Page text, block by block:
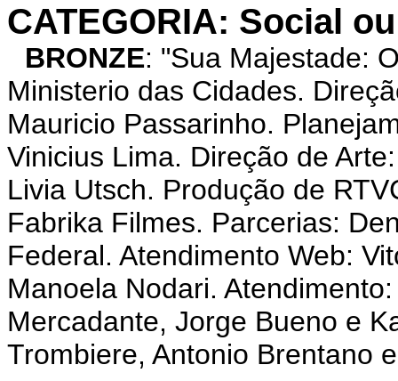
CATEGORIA: Social
BRONZE: "Sua Majestade:
Ministerio das Cidades.
Mauricio Passarinho.
Vinicius Lima. Direção de
Livia Utsch. Produção de
Fabrika Filmes. Parcerias:
Federal. Atendimento Web:
Manoela Nodari.
Mercadante, Jorge Bueno e
Trombiere, Antonio Brentano